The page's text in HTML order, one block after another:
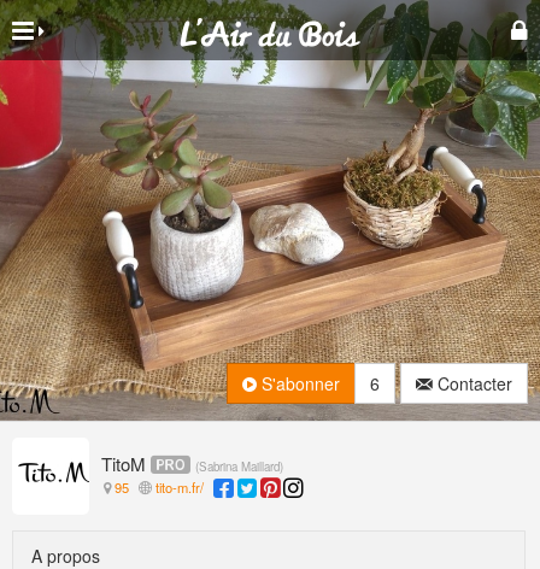
TitoM (Sabrina Maillard)
95 tito-m.fr/
S'abonner 6 Contacter
A propos